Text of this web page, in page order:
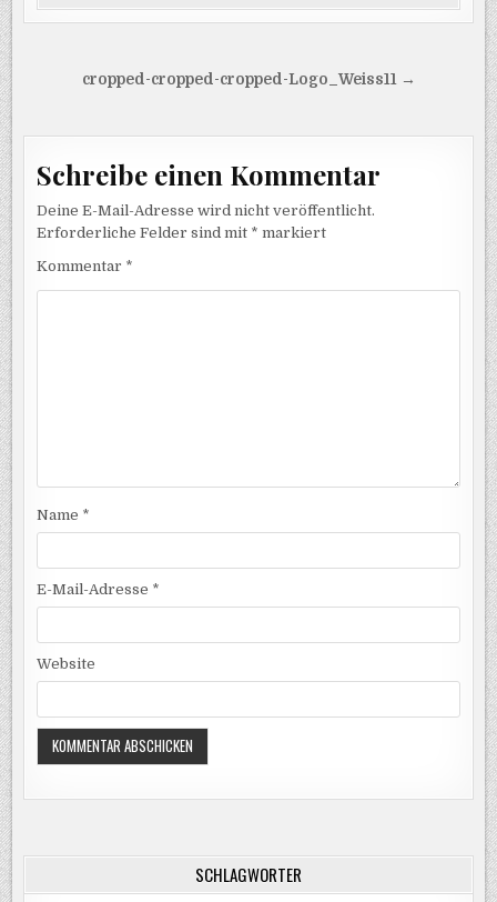
Beitragsnavigation
cropped-cropped-cropped-Logo_Weiss11 →
Schreibe einen Kommentar
Deine E-Mail-Adresse wird nicht veröffentlicht.
Erforderliche Felder sind mit * markiert
Kommentar *
Name *
E-Mail-Adresse *
Website
SCHLAGWÖRTER